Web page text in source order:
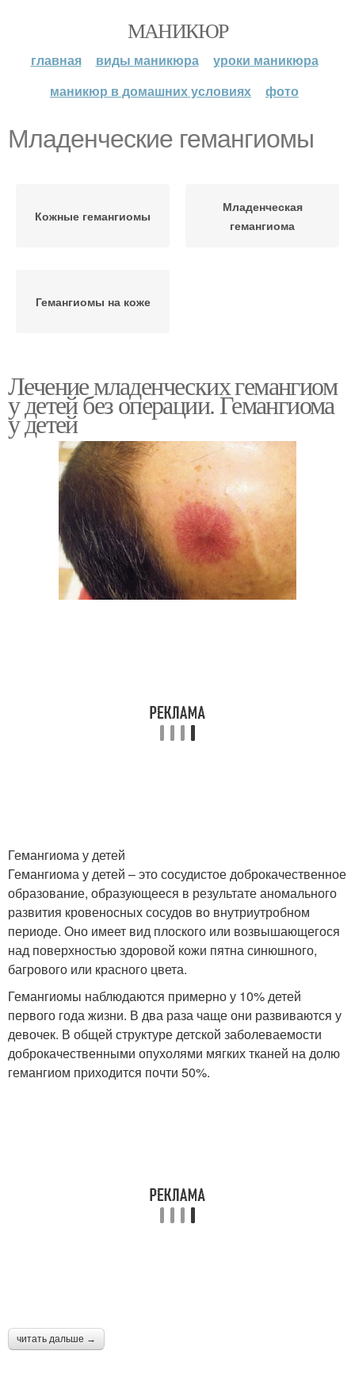
МАНИКЮР
главная виды маникюра
уроки маникюра
маникюр в домашних условиях
фото
Младенческие гемангиомы
Кожные гемангиомы
Младенческая
гемангиома
Гемангиомы на коже
Лечение младенческих гемангиом
у детей без операции. Гемангиома
у детей
Гемангиома у детей
Гемангиома у детей – это сосудистое доброкачественное
образование, образующееся в результате аномального
развития кровеносных сосудов во внутриутробном
периоде. Оно имеет вид плоского или возвышающегося
над поверхностью здоровой кожи пятна синюшного,
багрового или красного цвета.
Гемангиомы наблюдаются примерно у 10% детей
первого года жизни. В два раза чаще они развиваются у
девочек. В общей структуре детской заболеваемости
доброкачественными опухолями мягких тканей на долю
гемангиом приходится почти 50%.
читать дальше →